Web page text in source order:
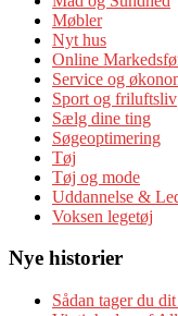
Møbler
Nyt hus
Online
Service og
Sport og friluftsliv
Sælg dine ting
Søgeoptimering
Tøj
Tøj og mode
Uddannelse &
Voksen legetøj
Nye historier
Sådan tager du